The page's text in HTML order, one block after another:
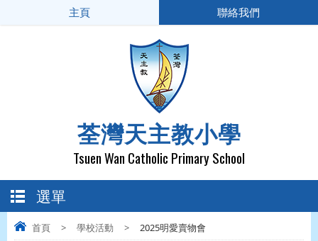
荃灣天主教小學
Tsuen Wan Catholic Primary School
主頁 聯絡我們
選單
首頁 > 學校活動 > 2025明愛賣物會